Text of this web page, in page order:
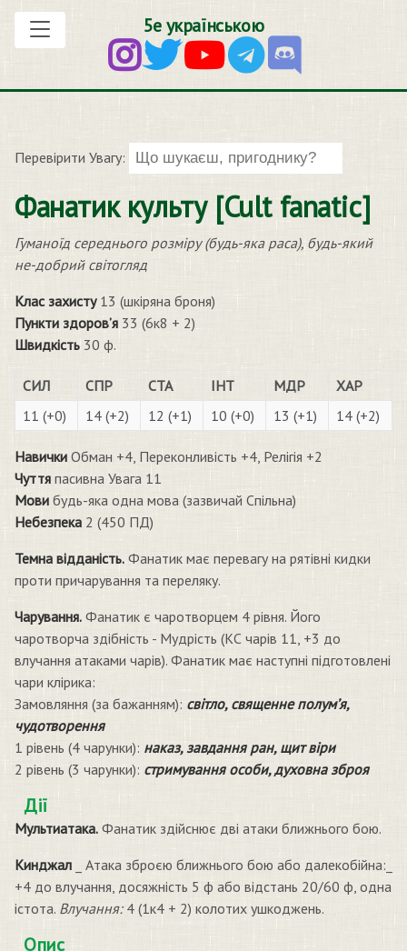
5е українською
Перевірити Увагу:
Фанатик культу [Cult fanatic]
Гуманоїд середнього розміру (будь-яка раса), будь-який
не-добрий світогляд
Клас захисту13 (шкіряна броня)
Пункти здоров’я 33 (6к8 + 2)
Швидкість 30 ф.
СИЛ СПР СТА ІНТ МДР
ХАР
11 (+0)
14 (+2) 12 (+1) 10 (+0) 13 (+1) 14 (+2)
Навички Обман +4, Переконливість +4, Релігія +2
Чуття пасивна Увага 11
Мови будь-яка одна мова (зазвичай Спільна)
Небезпека 2 (450 ПД)
Темна відданість. Фанатик має перевагу на рятівні кидки
проти причарування та переляку.
Чарування. Фанатик є чаротворцем 4 рівня. Його
чаротворча здібність - Мудрість (КС чарів 11, +3 до
влучання атаками чарів). Фанатик має наступні підготовлені
чари клірика:
Замовляння (за бажанням): світло, священне полум’я,
чудотворення
1 рівень (4 чарунки): наказ, завдання ран, щит віри
2 рівень (3 чарунки): стримування особи, духовна зброя
Дії
Мультиатака. Фанатик здійснює дві атаки ближнього бою.
Кинджал _ Атака зброєю ближнього бою або далекобійна:_
+4 до влучання, досяжність 5 ф або відстань 20/60 ф, одна
істота. Влучання:4 (1к4 + 2) колотих ушкоджень.
Опис